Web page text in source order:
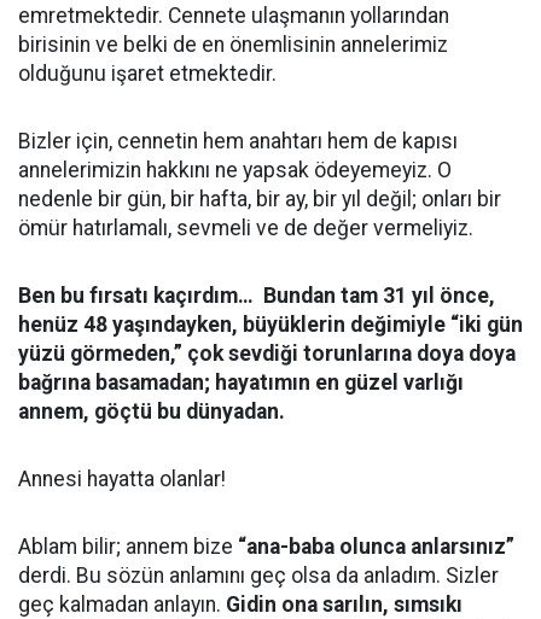
emretmektedir. Cennete ulaşmanın yollarından
birisinin ve belki de en önemlisinin annelerimiz
olduğunu işaret etmektedir.
Bizler için, cennetin hem anahtarı hem de kapısı
annelerimizin hakkını ne yapsak ödeyemeyiz. O
nedenle bir gün, bir hafta, bir ay, bir yıl değil; onları bir
ömür hatırlamalı, sevmeli ve de değer vermeliyiz.
Ben bu fırsatı kaçırdım… Bundan tam 31 yıl önce,
henüz 48 yaşındayken, büyüklerin değimiyle “iki gün
yüzü görmeden,” çok sevdiği torunlarına doya doya
bağrına basamadan; hayatımın en güzel varlığı
annem, göçtü bu dünyadan.
Annesi hayatta olanlar!
Ablam bilir; annem bize “ana-baba olunca anlarsınız”
derdi. Bu sözün anlamını geç olsa da anladım. Sizler
geç kalmadan anlayın. Gidin ona sarılın, sımsıkı